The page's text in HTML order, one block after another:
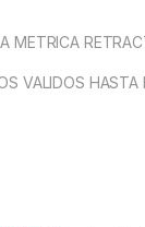
METRICA
VALIDOS HASTA